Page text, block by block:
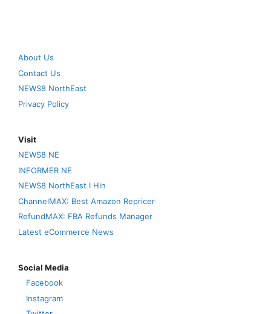
About Us
Contact Us
NEWS8 NorthEast
Privacy Policy
Visit
NEWS8 NE
INFORMER NE
NEWS8 NorthEast I Hin
ChannelMAX: Best Amazon Repricer
RefundMAX: FBA Refunds Manager
Latest eCommerce News
Social Media
Facebook
Instagram